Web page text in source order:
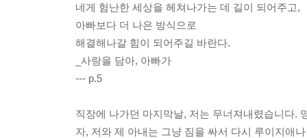
네게 험난한 세상을 헤쳐나가는 데 길이 되어주고,
아빠보다 더 나은 방식으로
해결해나갈 힘이 되어주길 바란다.
_사랑을 담아, 아빠가
--- p.5
직장에 나가던 마지막날, 저는 무너져내렸습니다.
자, 저와 제 아내는 그냥 짐을 싸서 다시 루이지애